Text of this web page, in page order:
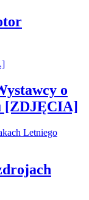
o
[ZDJĘCIA]